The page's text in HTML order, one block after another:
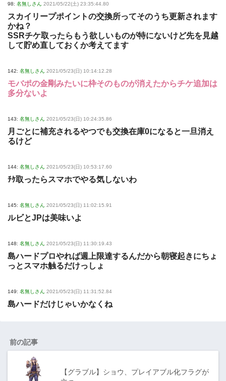
98: 名無しさん 2021/05/22(土) 23:35:44.80
スカイリープポイントの交換所ってそのうち更新されます
かね？
SSRチケ取ったらもう欲しいものが特にないけど先を見越
して貯め直しておくか考えてます
142: 名無しさん 2021/05/23(日) 10:14:12.28
モバポの金剛みたいに枠そのものが消えたからチケ追加は
多分ないよ
143: 名無しさん 2021/05/23(日) 10:24:35.86
月ごとに補充されるやつでも交換在庫0になると一旦消え
るけど
144: 名無しさん 2021/05/23(日) 10:53:17.60
ﾁｹ取ったらスマホでやる気しないわ
145: 名無しさん 2021/05/23(日) 11:02:15.91
ルビとJPは美味いよ
148: 名無しさん 2021/05/23(日) 11:30:19.43
島ハードプロやれば週上限達するんだから朝寝起きにちょ
っとスマホ触るだけっしょ
149: 名無しさん 2021/05/23(日) 11:31:52.84
島ハードだけじゃいかなくね
前の記事
【グラブル】ショウ、プレイアブル化フラグが